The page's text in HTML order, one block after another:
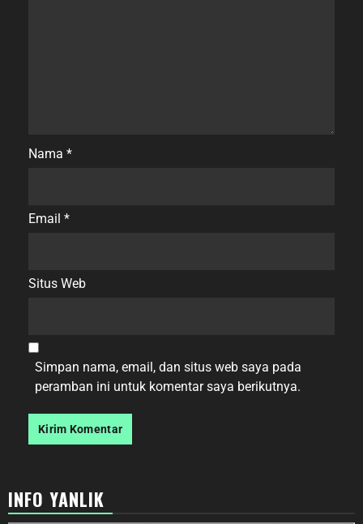
Nama *
Email *
Situs Web
Simpan nama, email, dan situs web saya pada
peramban ini untuk komentar saya berikutnya.
INFO YANLIK